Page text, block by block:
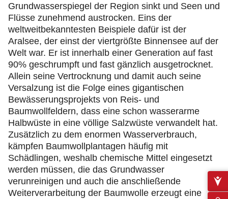
Grundwasserspiegel der Region sinkt und Seen und
Flüsse zunehmend austrocken. Eins der
weltweitbekanntesten Beispiele dafür ist der
Aralsee, der einst der viertgrößte Binnensee auf der
Welt war. Er ist innerhalb einer Generation auf fast
90% geschrumpft und fast gänzlich ausgetrocknet.
Allein seine Vertrocknung und damit auch seine
Versalzung ist die Folge eines gigantischen
Bewässerungsprojekts von Reis- und
Baumwollfeldern, dass eine schon wasserarme
Halbwüste in eine völlige Salzwüste verwandelt hat.
Zusätzlich zu dem enormen Wasserverbrauch,
kämpfen Baumwollplantagen häufig mit
Schädlingen, weshalb chemische Mittel eingesetzt
werden müssen, die das Grundwasser
verunreinigen und auch die anschließende
Weiterverarbeitung der Baumwolle erzeugt eine